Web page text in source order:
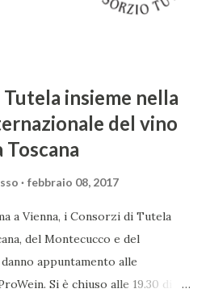
40.000 versi. Narra la storia
insieme nella
del vino
febbraio 08, 2017
a Vienna, i Consorzi di Tutela
del Montecucco e del
appuntamento alle
Si è chiuso alle 19.30 di